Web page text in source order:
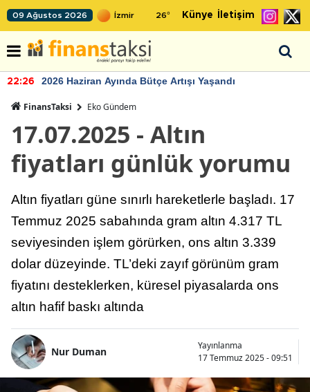
09 Ağustos 2026 26° Künye İletişim
22:26 2026 Haziran Ayında Bütçe Artışı Yaşandı
FinansTaksi Eko Gündem
17.07.2025 - Altın
fiyatları günlük yorumu
Altın fiyatları güne sınırlı hareketlerle başladı. 17
Temmuz 2025 sabahında gram altın 4.317 TL
seviyesinden işlem görürken, ons altın 3.339
dolar düzeyinde. TL’deki zayıf görünüm gram
fiyatını desteklerken, küresel piyasalarda ons
altın hafif baskı altında
Nur Duman
Yayınlanma
17 Temmuz 2025 - 09:51